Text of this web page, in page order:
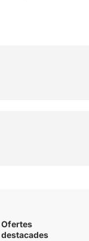
Ofertes
destacades